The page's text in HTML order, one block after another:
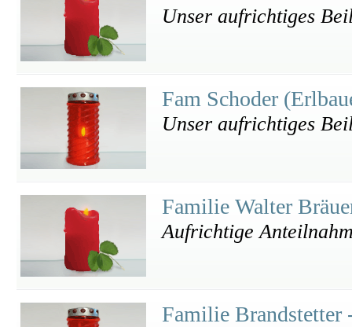
Unser aufrichtiges
Fam Schoder
Unser aufrichtiges
Familie Walter
Aufrichtige
Familie Brandstetter